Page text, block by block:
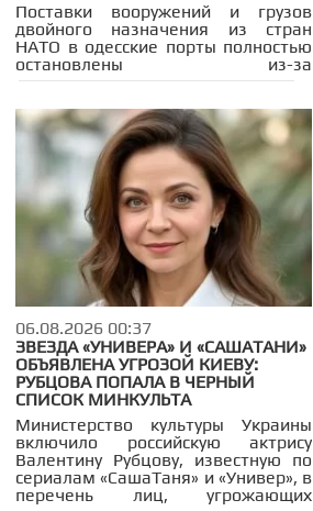
Поставки вооружений и грузов
двойного назначения из стран
НАТО в одесские порты полностью
остановлены из-за
систематических ударов
помощь теперь скапливается на
пограничных переходах с Польшей
и Румынией, где железнодорожная
инфраструктура не справляется с
возросшей нагрузкой.
06.08.2026 00:37
ЗВЕЗДА «УНИВЕРА» И «САШАТАНИ»
ОБЪЯВЛЕНА УГРОЗОЙ КИЕВУ:
РУБЦОВА ПОПАЛА В ЧЕРНЫЙ
СПИСОК МИНКУЛЬТА
Министерство культуры Украины
включило российскую актрису
Валентину Рубцову, известную по
сериалам «СашаТаня» и «Универ», в
перечень лиц, угрожающих